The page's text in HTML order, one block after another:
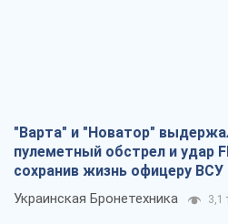
"Варта" и "Новатор"
пулеметный обстрел и удар
сохранив жизнь офицеру ВСУ
Украинская Бронетехника 3,1